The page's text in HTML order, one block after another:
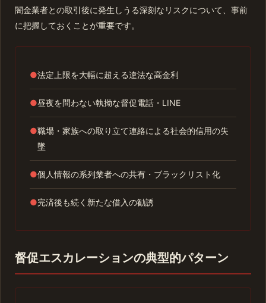
闇金業者との取引後に発生しうる深刻なリスクについて、事前
に把握しておくことが重要です。
●法定上限を大幅に超える違法な高金利
●昼夜を問わない執拗な督促電話・LINE
●職場・家族への取り立て連絡による社会的信用の失
墜
●個人情報の系列業者への共有・ブラックリスト化
●完済後も続く新たな借入の勧誘
督促エスカレーションの典型的パターン